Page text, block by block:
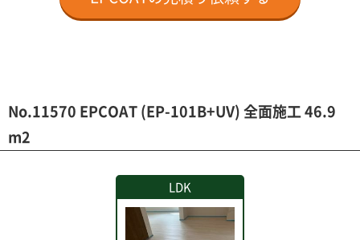
No.11570 EPCOAT (EP-101B+UV) 全面施工 46.9
m2
LDK